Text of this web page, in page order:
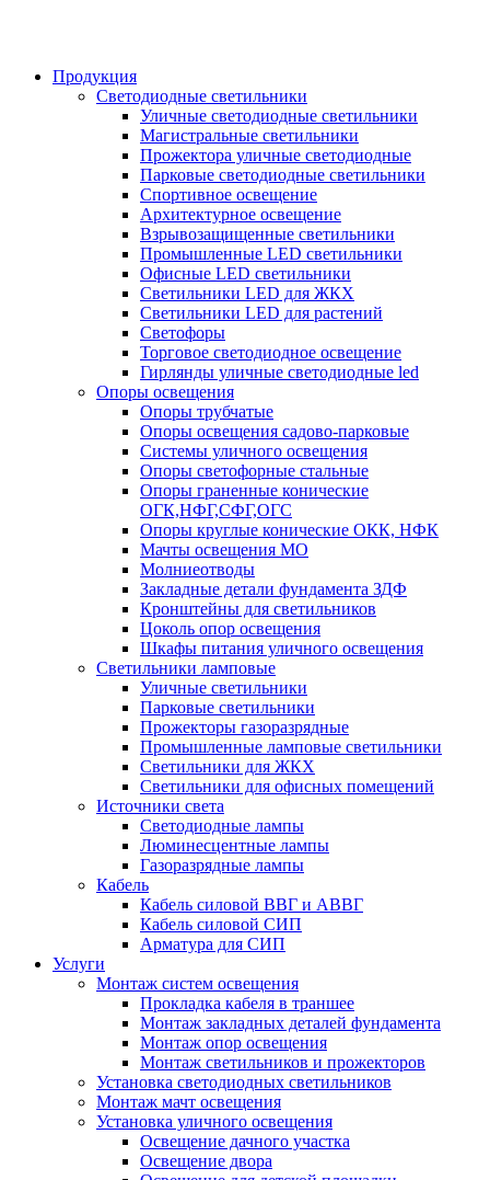
Продукция
Светодиодные светильники
Уличные светодиодные светильники
Магистральные светильники
Прожектора уличные светодиодные
Парковые светодиодные светильники
Спортивное освещение
Архитектурное освещение
Взрывозащищенные светильники
Промышленные LED светильники
Офисные LED светильники
Cветильники LED для ЖКХ
Светильники LED для растений
Светофоры
Торговое светодиодное освещение
Гирлянды уличные светодиодные led
Опоры освещения
Опоры трубчатые
Опоры освещения садово-парковые
Системы уличного освещения
Опоры светофорные стальные
Опоры граненные конические
ОГК,НФГ,СФГ,ОГС
Опоры круглые конические ОКК, НФК
Мачты освещения МО
Молниеотводы
Закладные детали фундамента ЗДФ
Кронштейны для светильников
Цоколь опор освещения
Шкафы питания уличного освещения
Светильники ламповые
Уличные светильники
Парковые светильники
Прожекторы газоразрядные
Промышленные ламповые светильники
Светильники для ЖКХ
Светильники для офисных помещений
Источники света
Светодиодные лампы
Люминесцентные лампы
Газоразрядные лампы
Кабель
Кабель силовой ВВГ и АВВГ
Кабель силовой СИП
Арматура для СИП
Услуги
Монтаж систем освещения
Прокладка кабеля в траншее
Монтаж закладных деталей фундамента
Монтаж опор освещения
Монтаж светильников и прожекторов
Установка светодиодных светильников
Монтаж мачт освещения
Установка уличного освещения
Освещение дачного участка
Освещение двора